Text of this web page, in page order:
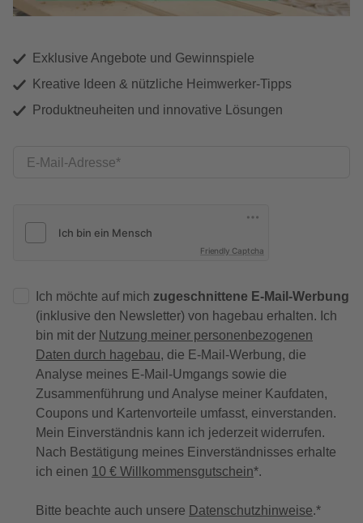
Exklusive Angebote und Gewinnspiele
Kreative Ideen & nützliche Heimwerker-Tipps
Produktneuheiten und innovative Lösungen
E-Mail-Adresse
Friendly Captcha
Ich möchte auf mich zugeschnittene E-Mail-Werbung
(inklusive den Newsletter) von hagebau erhalten. Ich
bin mit der Nutzung meiner personenbezogenen
Daten durch hagebau, die E-Mail-Werbung, die
Analyse meines E-Mail-Umgangs sowie die
Zusammenführung und Analyse meiner Kaufdaten,
Coupons und Kartenvorteile umfasst, einverstanden.
Mein Einverständnis kann ich jederzeit widerrufen.
Nach Bestätigung meines Einverständnisses erhalte
ich einen 10 € Willkommensgutschein*.
Bitte beachte auch unsere Datenschutzhinweise.